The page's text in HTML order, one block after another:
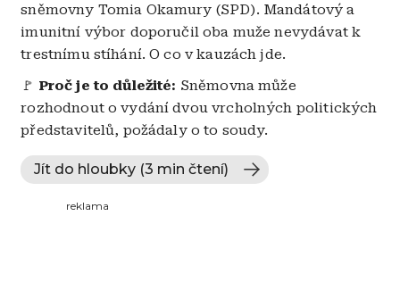
sněmovny Tomia Okamury (SPD). Mandátový a
imunitní výbor doporučil oba muže nevydávat k
trestnímu stíhání. O co v kauzách jde.
🚩 Proč je to důležité: Sněmovna může
rozhodnout o vydání dvou vrcholných politických
představitelů, požádaly o to soudy.
Jít do hloubky (3 min čtení)
reklama